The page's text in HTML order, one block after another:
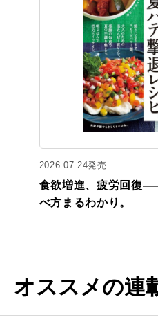
2026.07.24発売
食欲増進、疲労回復
べ方まるわかり。
オススメの連